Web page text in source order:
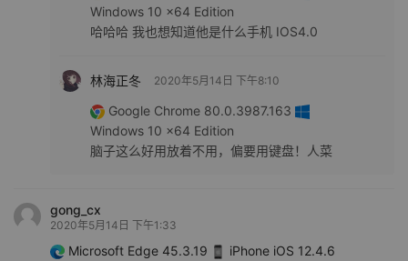
Windows 10 x64 Edition
哈哈哈 我也想知道他是什么手机 IOS4.0
林海正冬 2020年5月14日 下午8:10
Google Chrome 80.0.3987.163
Windows 10 x64 Edition
脑子这么好用放着不用，偏要用键盘！人菜
gong_cx
2020年5月14日 下午1:33
Microsoft Edge 45.3.19
iPhone iOS 12.4.6